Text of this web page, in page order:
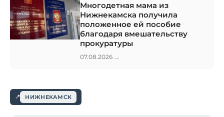
Многодетная мама из
Нижнекамска получила
положенное ей пособие
благодаря вмешательству
прокуратуры
07.08.2026 →
НИЖНЕКАМСК